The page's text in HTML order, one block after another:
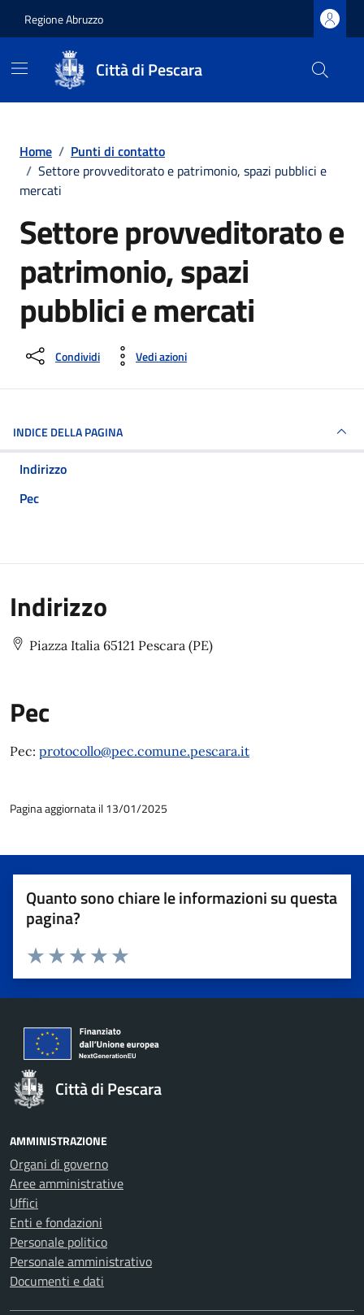
Regione Abruzzo
Città di Pescara
Home / Punti di contatto
/ Settore provveditorato e patrimonio, spazi pubblici e
mercati
Settore provveditorato e
patrimonio, spazi
pubblici e mercati
Condividi Vedi azioni
INDICE DELLA PAGINA
Indirizzo
Pec
Indirizzo
Piazza Italia 65121 Pescara (PE)
Pec
Pec: protocollo@pec.comune.pescara.it
Pagina aggiornata il 13/01/2025
Quanto sono chiare le informazioni su questa
pagina?
Valuta 5 stelle su 5
Valuta 4 stelle su 5
Valuta 3 stelle su 5
Valuta 2 stelle su 5
Valuta 1 stelle su 5
Città di Pescara
AMMINISTRAZIONE
Organi di governo
Aree amministrative
Uffici
Enti e fondazioni
Personale politico
Personale amministrativo
Documenti e dati